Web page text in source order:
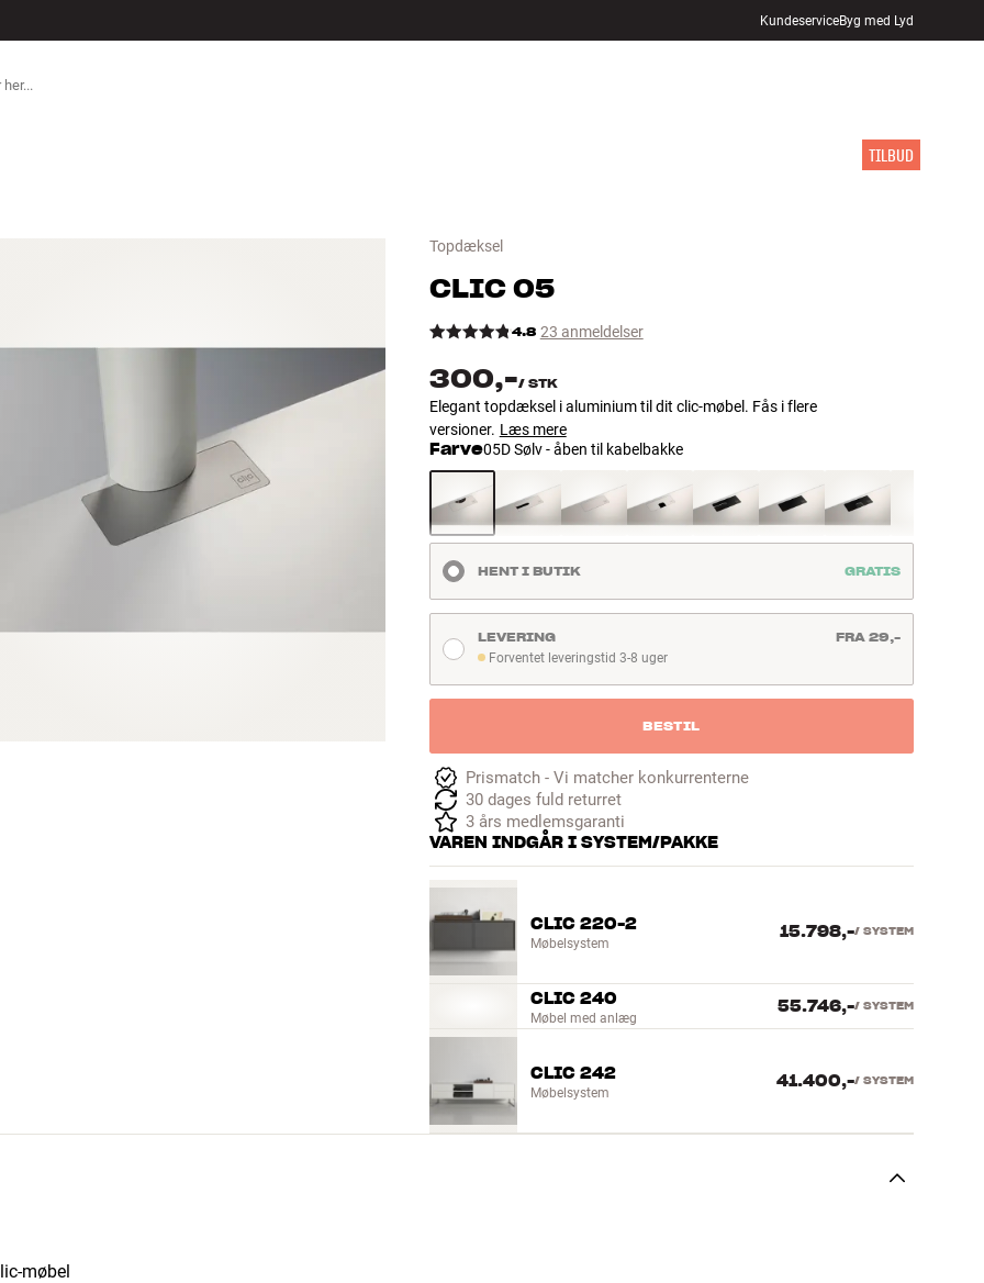
KundeserviceByg med Lyd
TILBUD
Topdæksel
CLIC 05
4.8 23 anmeldelser
300,-/ STK
Elegant topdæksel i aluminium til dit clic-møbel. Fås i flere
versioner. Læs mere
Farve05D Sølv - åben til kabelbakke
HENT I BUTIK GRATIS
Forventet leveringstid 3-8 uger
Forventet leveringstid 3-8 uger
LEVERING FRA 29,-
BESTIL
Prismatch - Vi matcher konkurrenterne
30 dages fuld returret
3 års medlemsgaranti
VAREN INDGÅR I SYSTEM/PAKKE
CLIC 220-2
Møbelsystem
15.798,-/ SYSTEM
CLIC 240
Møbel med anlæg
55.746,-/ SYSTEM
CLIC 242
Møbelsystem
41.400,-/ SYSTEM
møbel